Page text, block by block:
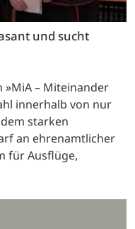
und sucht
»MiA – Miteinander
innerhalb von nur
starken
an ehrenamtlicher
für Ausflüge,